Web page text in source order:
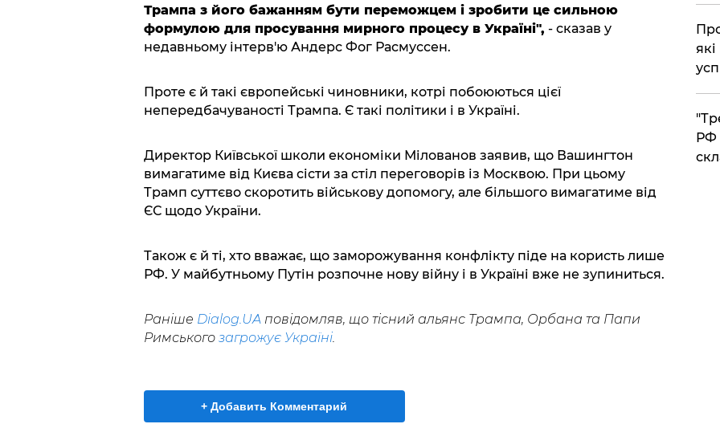
Трампа з його бажанням бути переможцем і зробити це сильною
формулою для просування мирного процесу в Україні", - сказав у
недавньому інтерв'ю Андерс Фог Расмуссен.
Проте є й такі європейські чиновники, котрі побоюються цієї
непередбачуваності Трампа. Є такі політики і в Україні.
Директор Київської школи економіки Мілованов заявив, що Вашингтон
вимагатиме від Києва сісти за стіл переговорів із Москвою. При цьому
Трамп суттєво скоротить військову допомогу, але більшого вимагатиме від
ЄС щодо України.
Також є й ті, хто вважає, що заморожування конфлікту піде на користь лише
РФ. У майбутньому Путін розпочне нову війну і в Україні вже не зупиниться.
Раніше Dialog.UA повідомляв, що тісний альянс Трампа, Орбана та Папи
Римського загрожує Україні.
+ Добавить Комментарий
РФ